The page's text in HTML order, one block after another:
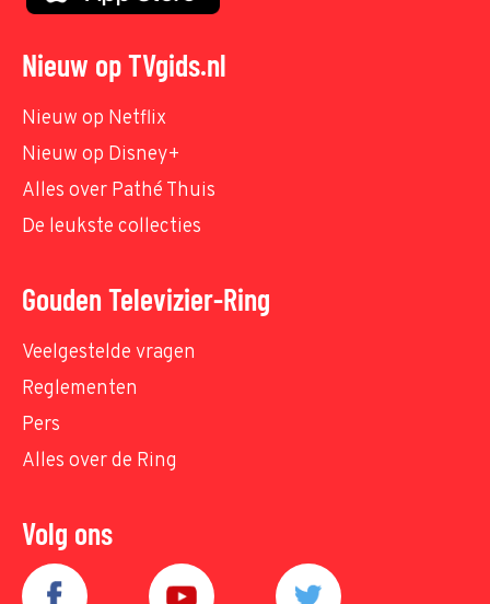
Nieuw op TVgids.nl
Nieuw op Netflix
Nieuw op Disney+
Alles over Pathé Thuis
De leukste collecties
Gouden Televizier-Ring
Veelgestelde vragen
Reglementen
Pers
Alles over de Ring
Volg ons